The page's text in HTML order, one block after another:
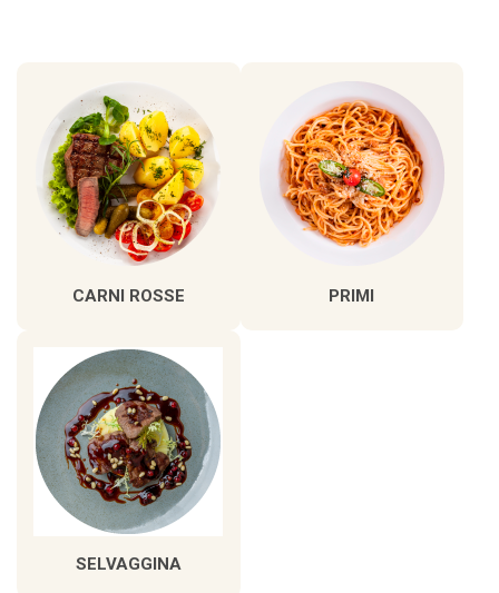
CARNI ROSSE PRIMI
SELVAGGINA